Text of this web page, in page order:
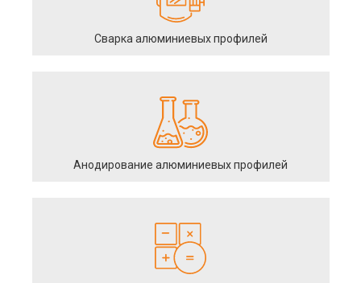
Сварка алюминиевых профилей
Анодирование алюминиевых профилей